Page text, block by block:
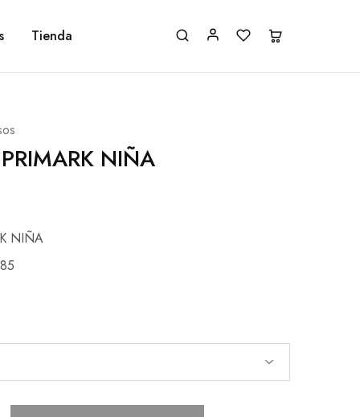
Tienda
NIÑA
NIÑA